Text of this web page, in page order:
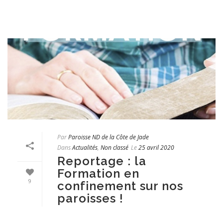
9
ParParoisse ND de la Côte de Jade
DansActualités, Non classé Le25 avril 2020
Reportage : la
Formation en
confinement sur nos
paroisses !